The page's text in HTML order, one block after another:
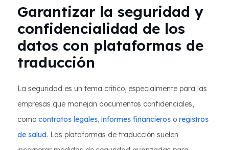
Garantizar la seguridad y
confidencialidad de los
datos con plataformas de
traducción
La seguridad es un tema crítico, especialmente para las
empresas que manejan documentos confidenciales,
como contratos legales, informes financieros o registros
de salud. Las plataformas de traducción suelen